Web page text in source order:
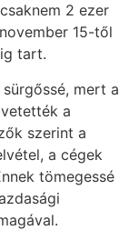
2 ezer
15-től
tart.
mert a
a
szerint a
a cégek
tömegessé